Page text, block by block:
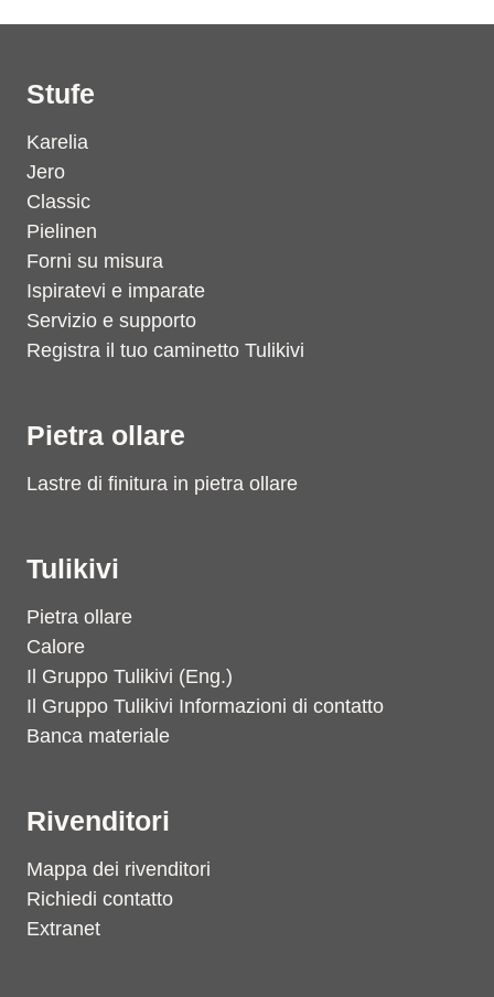
Stufe
Karelia
Jero
Classic
Pielinen
Forni su misura
Ispiratevi e imparate
Servizio e supporto
Registra il tuo caminetto Tulikivi
Pietra ollare
Lastre di finitura in pietra ollare
Tulikivi
Pietra ollare
Calore
Il Gruppo Tulikivi (Eng.)
Il Gruppo Tulikivi Informazioni di contatto
Banca materiale
Rivenditori
Mappa dei rivenditori
Richiedi contatto
Extranet